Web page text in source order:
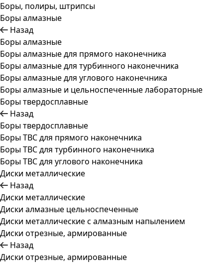
Боры, полиры, штрипсы
Боры алмазные
Назад
Боры алмазные
Боры алмазные для прямого наконечника
Боры алмазные для турбинного наконечника
Боры алмазные для углового наконечника
Боры алмазные и цельноспеченные лабораторные
Боры твердосплавные
Назад
Боры твердосплавные
Боры ТВС для прямого наконечника
Боры ТВС для турбинного наконечника
Боры ТВС для углового наконечника
Диски металлические
Назад
Диски металлические
Диски алмазные цельноспеченные
Диски металлические с алмазным напылением
Диски отрезные, армированные
Назад
Диски отрезные, армированные